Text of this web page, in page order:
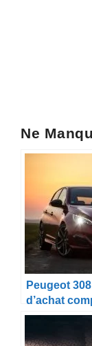
Ne
Peugeot
d’achat
choisir son
d’occasion